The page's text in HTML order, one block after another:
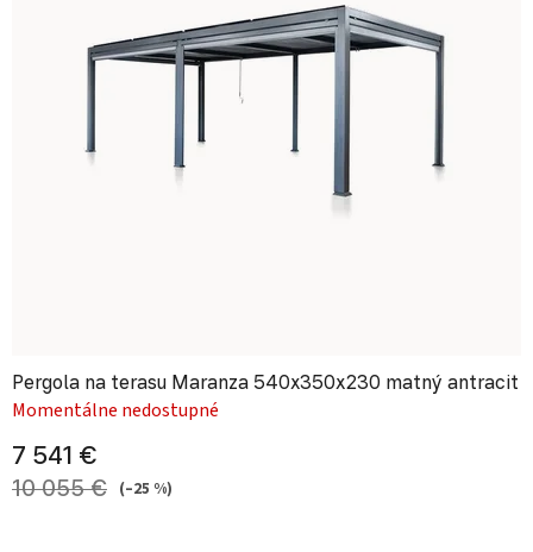
Pergola na terasu Maranza 540x350x230 matný antracit
Momentálne nedostupné
7 541 €
10 055 € (–25 %)